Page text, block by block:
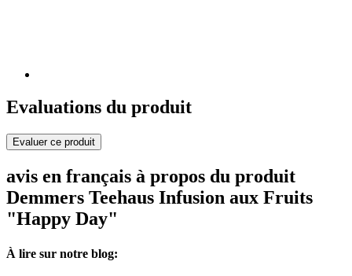
Evaluations du produit
Evaluer ce produit
avis en français à propos du produit
Demmers Teehaus Infusion aux Fruits
"Happy Day"
À lire sur notre blog: